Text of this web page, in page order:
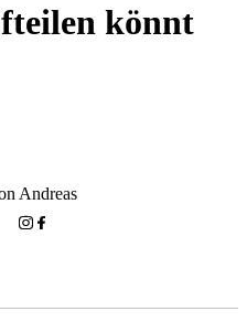
könnt
Andreas